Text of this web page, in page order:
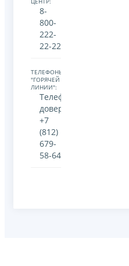
8-
800-
222-
22-22
ТЕЛЕФОНЫ
"ГОРЯЧЕЙ
ЛИНИИ":
Телефон
доверия:
+7
(812)
679-
58-64